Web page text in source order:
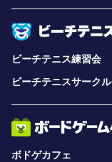
ビーチテニス練習会
ビーチテニスサークル
ボドゲカフェ